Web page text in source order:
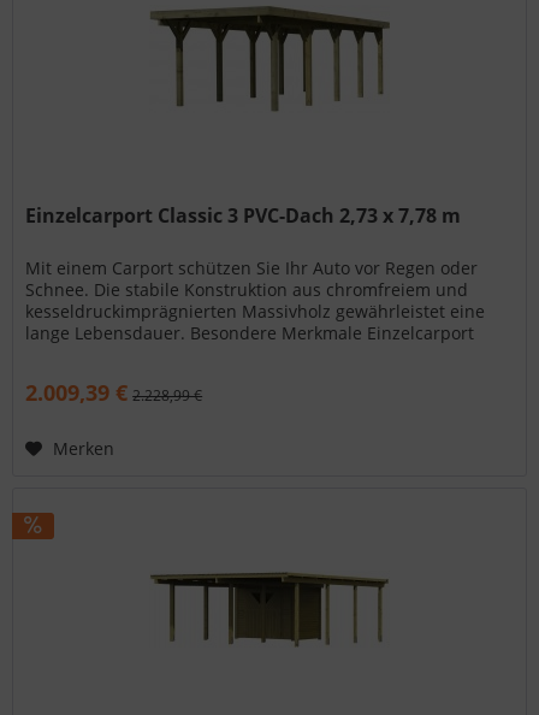
Einzelcarport Classic 3 PVC-Dach 2,73 x 7,78 m
Mit einem Carport schützen Sie Ihr Auto vor Regen oder
Schnee. Die stabile Konstruktion aus chromfreiem und
kesseldruckimprägnierten Massivholz gewährleistet eine
lange Lebensdauer. Besondere Merkmale Einzelcarport
2.009,39 € 2.228,99 €
Merken